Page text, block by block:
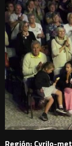
Región: Cyrilo-